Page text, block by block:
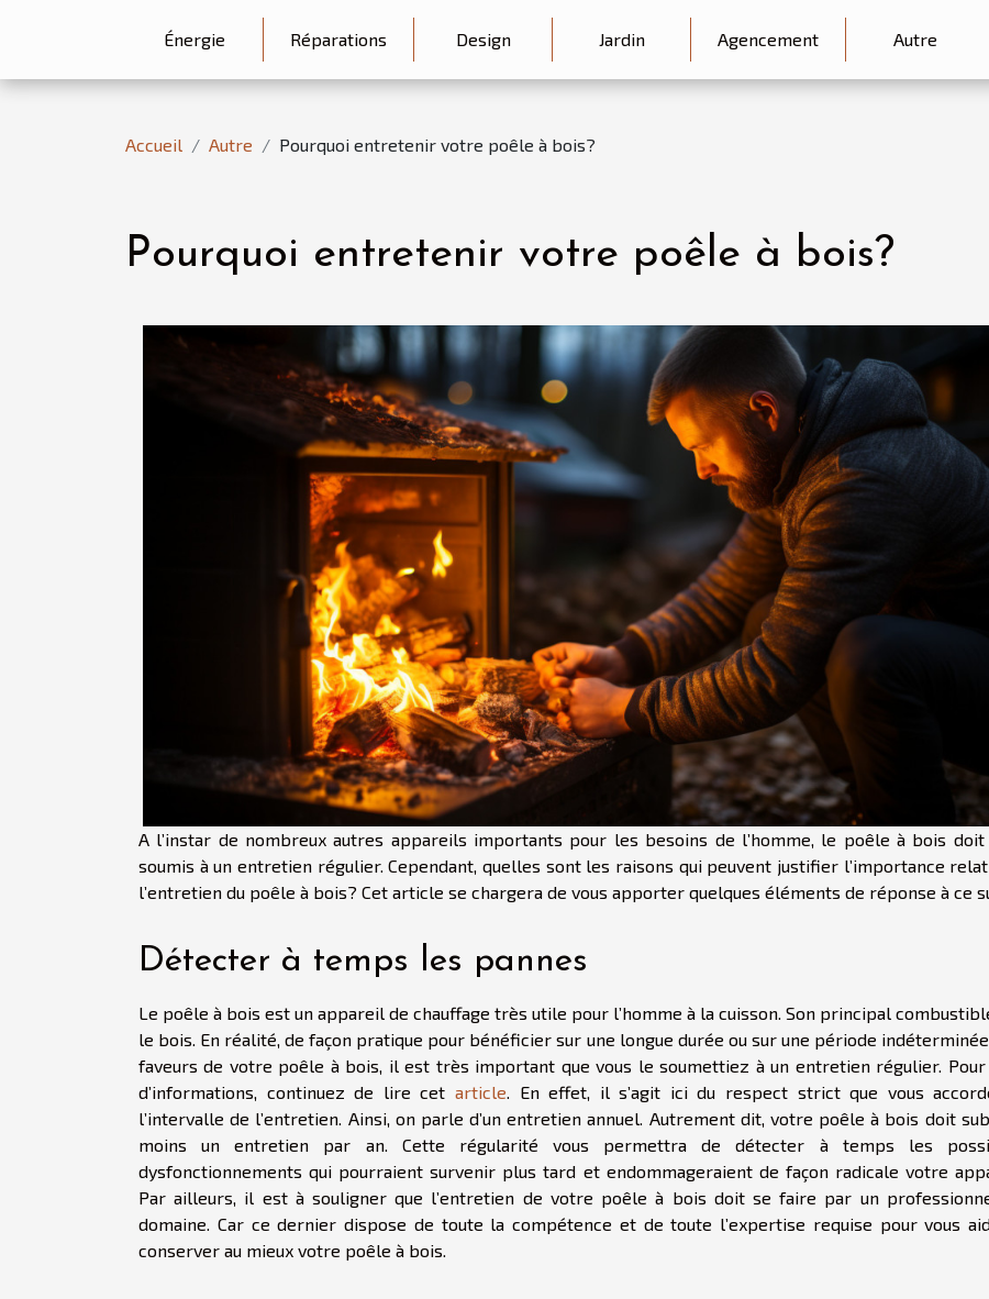
Énergie Réparations Design Jardin Agencement Autre
Accueil Autre Pourquoi entretenir votre poêle à bois?
Pourquoi entretenir votre poêle à bois?
A l’instar de nombreux autres appareils importants pour les besoins de l’homme, le poêle à bois
soumis à un entretien régulier. Cependant, quelles sont les raisons qui peuvent justifier l’importance
l’entretien du poêle à bois? Cet article se chargera de vous apporter quelques éléments de réponse à ce
Détecter à temps les pannes
Le poêle à bois est un appareil de chauffage très utile pour l’homme à la cuisson. Son principal
le bois. En réalité, de façon pratique pour bénéficier sur une longue durée ou sur une période
faveurs de votre poêle à bois, il est très important que vous le soumettiez à un entretien régulier. Pour
d’informations, continuez de lire cet article. En effet, il s’agit ici du respect strict que vous
l’intervalle de l’entretien. Ainsi, on parle d’un entretien annuel. Autrement dit, votre poêle à bois doit
moins un entretien par an. Cette régularité vous permettra de détecter à temps les
dysfonctionnements qui pourraient survenir plus tard et endommageraient de façon radicale votre
Par ailleurs, il est à souligner que l’entretien de votre poêle à bois doit se faire par un
domaine. Car ce dernier dispose de toute la compétence et de toute l’expertise requise pour vous
conserver au mieux votre poêle à bois.